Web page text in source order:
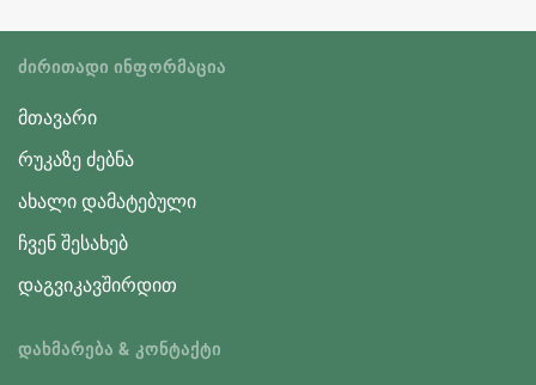
ᲫᲘᲠᲘᲗᲐᲓᲘ ᲘᲜᲤᲝᲠᲛᲐᲪᲘᲐ
მთავარი
რუკაზე ძებნა
ახალი დამატებული
ჩვენ შესახებ
დაგვიკავშირდით
ᲓᲐᲮᲛᲐᲠᲔᲑᲐ & ᲙᲝᲜᲢᲐᲥᲢᲘ